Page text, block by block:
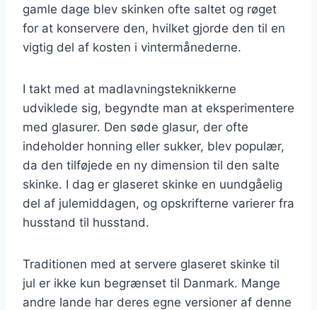
gamle dage blev skinken ofte saltet og røget
for at konservere den, hvilket gjorde den til en
vigtig del af kosten i vintermånederne.
I takt med at madlavningsteknikkerne
udviklede sig, begyndte man at eksperimentere
med glasurer. Den søde glasur, der ofte
indeholder honning eller sukker, blev populær,
da den tilføjede en ny dimension til den salte
skinke. I dag er glaseret skinke en uundgåelig
del af julemiddagen, og opskrifterne varierer fra
husstand til husstand.
Traditionen med at servere glaseret skinke til
jul er ikke kun begrænset til Danmark. Mange
andre lande har deres egne versioner af denne